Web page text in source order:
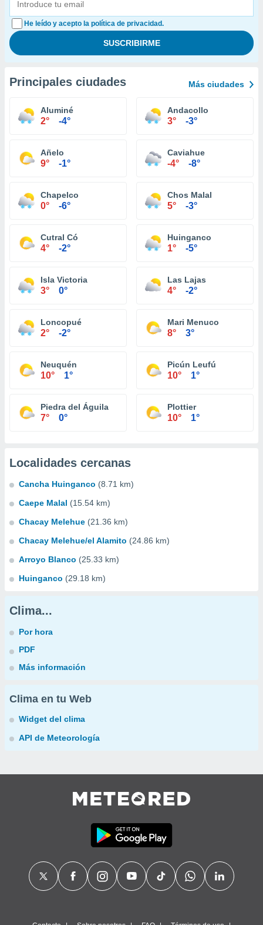
He leído y acepto la política de privacidad.
Principales ciudades Más ciudades
Aluminé
2° -4°
Andacollo
3° -3°
Añelo
9° -1°
Caviahue
-4° -8°
Chapelco
0° -6°
Chos Malal
5° -3°
Cutral Có
4° -2°
Huinganco
1° -5°
Isla Victoria
3° 0°
Las Lajas
4° -2°
Loncopué
2° -2°
Mari Menuco
8° 3°
Neuquén
10° 1°
Picún Leufú
10° 1°
Piedra del Águila
7° 0°
Plottier
10° 1°
Localidades cercanas
Cancha Huinganco (8.71 km)
Caepe Malal (15.54 km)
Chacay Melehue (21.36 km)
Chacay Melehue/el Alamito (24.86 km)
Arroyo Blanco (25.33 km)
Huinganco (29.18 km)
Clima...
Por hora
PDF
Más información
Clima en tu Web
Widget del clima
API de Meteorología